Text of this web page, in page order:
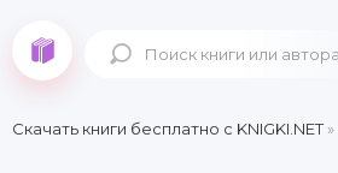
Скачать книги бесплатно c KNIGKI.NET»